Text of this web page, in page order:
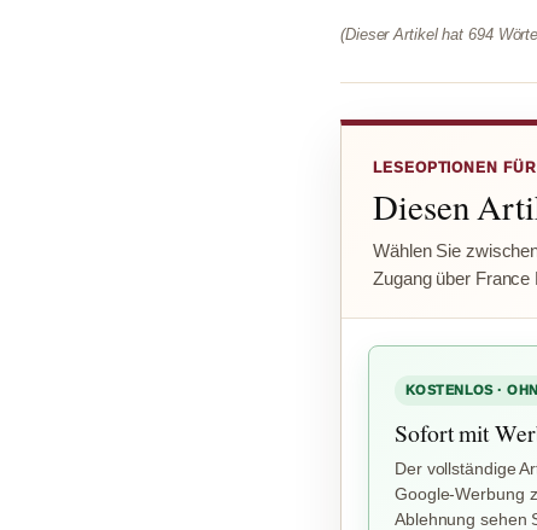
(Dieser Artikel hat 694
LESEOPTIONEN
Diesen
Wählen Sie
Zugang über France
KOSTENLOS ·
Sofort mit
Der vollständige
Google-Werbung
Ablehnung sehen